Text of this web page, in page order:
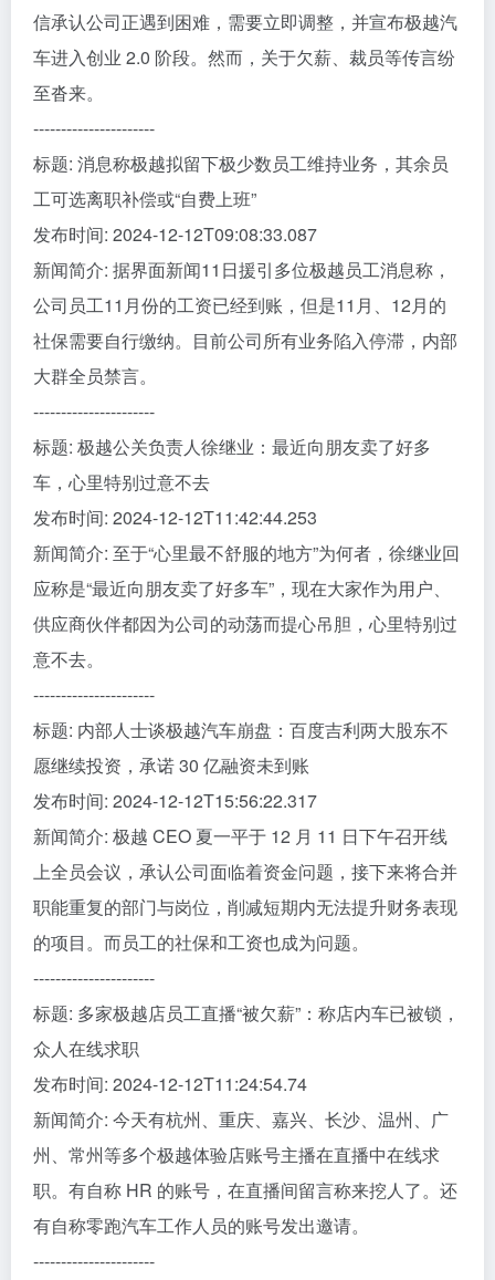
信承认公司正遇到困难，需要立即调整，并宣布极越汽
车进入创业 2.0 阶段。然而，关于欠薪、裁员等传言纷
至沓来。
----------------------
标题: 消息称极越拟留下极少数员工维持业务，其余员
工可选离职补偿或“自费上班”
发布时间: 2024-12-12T09:08:33.087
新闻简介: 据界面新闻11日援引多位极越员工消息称，
公司员工11月份的工资已经到账，但是11月、12月的
社保需要自行缴纳。目前公司所有业务陷入停滞，内部
大群全员禁言。
----------------------
标题: 极越公关负责人徐继业：最近向朋友卖了好多
车，心里特别过意不去
发布时间: 2024-12-12T11:42:44.253
新闻简介: 至于“心里最不舒服的地方”为何者，徐继业回
应称是“最近向朋友卖了好多车”，现在大家作为用户、
供应商伙伴都因为公司的动荡而提心吊胆，心里特别过
意不去。
----------------------
标题: 内部人士谈极越汽车崩盘：百度吉利两大股东不
愿继续投资，承诺 30 亿融资未到账
发布时间: 2024-12-12T15:56:22.317
新闻简介: 极越 CEO 夏一平于 12 月 11 日下午召开线
上全员会议，承认公司面临着资金问题，接下来将合并
职能重复的部门与岗位，削减短期内无法提升财务表现
的项目。而员工的社保和工资也成为问题。
----------------------
标题: 多家极越店员工直播“被欠薪”：称店内车已被锁，
众人在线求职
发布时间: 2024-12-12T11:24:54.74
新闻简介: 今天有杭州、重庆、嘉兴、长沙、温州、广
州、常州等多个极越体验店账号主播在直播中在线求
职。有自称 HR 的账号，在直播间留言称来挖人了。还
有自称零跑汽车工作人员的账号发出邀请。
----------------------